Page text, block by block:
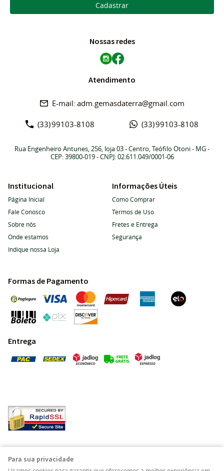
Cadastrar
Nossas redes
Atendimento
(33)99103-8108 (33)99103-8108
adm.gemasdaterra@gmail.com
Rua Engenheiro Antunes, 256, loja 03-Centro, Teófilo Otoni- MG-
CEP: 39800-019- CNPJ: 02.611.049/0001-06
Institucional
Página Inicial
Fale Conosco
Sobre nós
Onde estamos
Indique nossa Loja
Informações Úteis
Como Comprar
Termos de Uso
Fretes e Entrega
Segurança
Formas de Pagamento
Entrega
Para sua privacidade